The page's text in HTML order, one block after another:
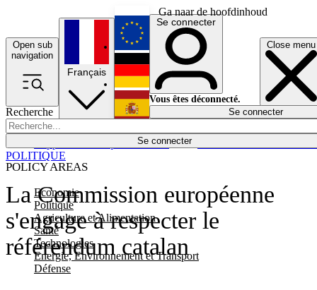
Ga naar de hoofdinhoud
Open sub
navigation
Close menu
Recherche
Se connecter
POLICY AREAS
Economie
Politique
Agriculture et Alimentation
Santé
Technologies
Energie, Environnement et Transport
Défense
Économie
Français
English
Deutsch
Español
Se connecter
Vous êtes déconnecté.
Se connecter
La Commission européenne
s'engage à respecter le
référendum catalan
POLITIQUE